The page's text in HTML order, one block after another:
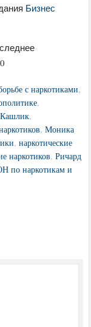
Бизнес
с наркотиками,
,
,
,Моника
,наркотические
наркотиков,Ричард
по наркотикам и